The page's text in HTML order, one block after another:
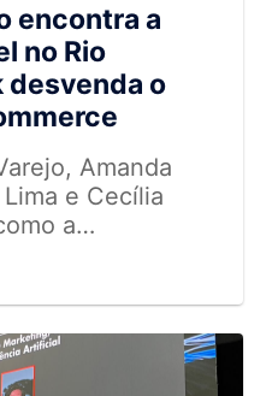
encontra a
no Rio
desvenda o
Amanda
e Cecília
a
e a
redefinindo a